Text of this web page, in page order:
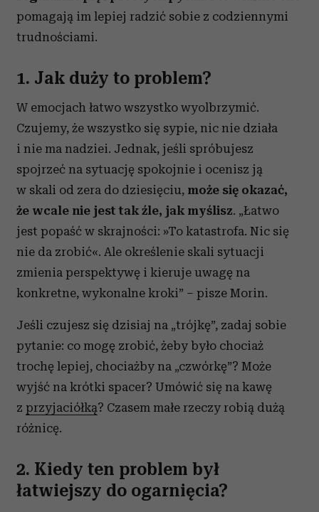
pomagają im lepiej radzić sobie z codziennymi
trudnościami.
1. Jak duży to problem?
W emocjach łatwo wszystko wyolbrzymić.
Czujemy, że wszystko się sypie, nic nie działa
i nie ma nadziei. Jednak, jeśli spróbujesz
spojrzeć na sytuację spokojnie i ocenisz ją
w skali od zera do dziesięciu, może się okazać,
że wcale nie jest tak źle, jak myślisz. „Łatwo
jest popaść w skrajności: »To katastrofa. Nic się
nie da zrobić«. Ale określenie skali sytuacji
zmienia perspektywę i kieruje uwagę na
konkretne, wykonalne kroki” – pisze Morin.
Jeśli czujesz się dzisiaj na „trójkę”, zadaj sobie
pytanie: co mogę zrobić, żeby było chociaż
trochę lepiej, chociażby na „czwórkę”? Może
wyjść na krótki spacer? Umówić się na kawę
z przyjaciółką? Czasem małe rzeczy robią dużą
różnicę.
2. Kiedy ten problem był
łatwiejszy do ogarnięcia?